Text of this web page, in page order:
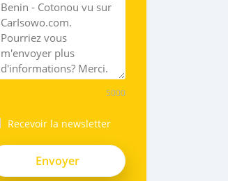
5000
Recevoir la newsletter